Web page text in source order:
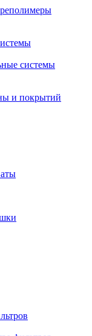
системы
и покрытий